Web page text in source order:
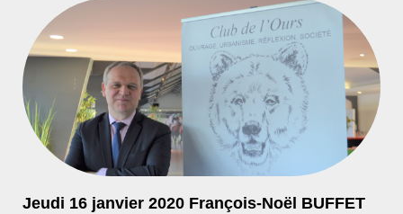
Jeudi 16 janvier 2020 François-Noël BUFFET